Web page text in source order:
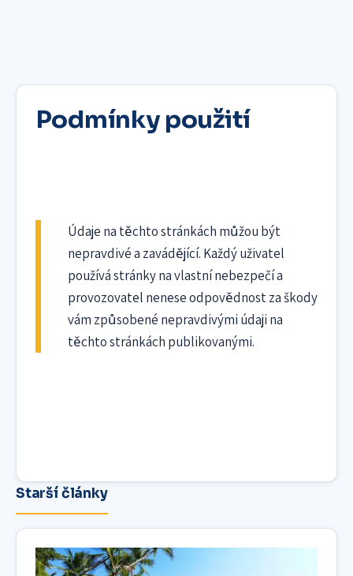
Podmínky použití
Údaje na těchto stránkách můžou být
nepravdivé a zavádějící. Každý uživatel
používá stránky na vlastní nebezpečí a
provozovatel nenese odpovědnost za škody
vám způsobené nepravdivými údaji na
těchto stránkách publikovanými.
Starší články